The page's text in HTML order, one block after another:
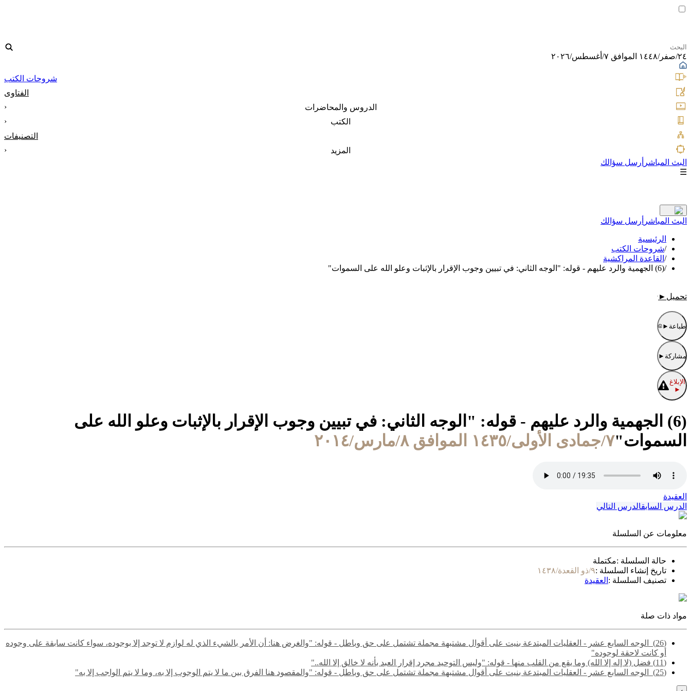
٢٤/صفر/١٤٤٨ الموافق ٧/أغسطس/٢٠٢٦
شروحات الكتب
الفتاوى
الدروس والمحاضرات
‹
الكتب
‹
التصنيفات
المزيد
‹
البث المباشر أرسل سؤالك
☰
البث المباشر أرسل سؤالك
الرئيسية
/شروحات الكتب
/ القاعدة المراكشية
/(6) الجهمية والرد عليهم - قوله: "الوجه الثاني: في تبيين وجوب الإقرار بالإثبات وعلو الله على السموات"
تحميل ►
طباعة ►
مشاركة ►
الإبلاغ
►
(6) الجهمية والرد عليهم - قوله: "الوجه الثاني: في تبيين وجوب الإقرار بالإثبات وعلو الله على
السموات"٧/جمادى الأولى/١٤٣٥ الموافق ٨/مارس/٢٠١٤
العقيدة
الدرس السابقالدرس التالي
معلومات عن السلسلة
حالة السلسلة :مكتملة
تاريخ إنشاء السلسلة :٩/ذو القعدة/١٤٣٨
تصنيف السلسلة : العقيدة
مواد ذات صلة
(26) ‌‌ الوجه السابع عشر - العقليات المبتدعة بنيت على أقوال مشتبهة مجملة تشتمل على حق وباطل - قوله: "والغرض هنا: أن الأمر بالشيء الذي له لوازم لا توجد إلا بوجوده، سواء كانت سابقة على وجوده
أو كانت لاحقة لوجوده"
(11) فضل (لا إله إلا الله) وما يقع من القلب منها - قوله: "وليس التوحيد مجرد إقرار العبد بأنه لا خالق إلا الله.."
(25) ‌‌ الوجه السابع عشر - العقليات المبتدعة بنيت على أقوال مشتبهة مجملة تشتمل على حق وباطل - قوله: "والمقصود هنا الفرق بين ما لا يتم الوجوب إلا به، وما لا يتم الواجب إلا به"